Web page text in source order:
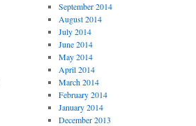
September 2014
August 2014
July 2014
June 2014
May 2014
April 2014
March 2014
February 2014
January 2014
December 2013